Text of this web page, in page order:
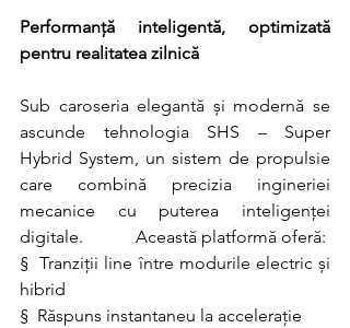
Performanță inteligentă, optimizată
pentru realitatea zilnică
Sub caroseria elegantă și modernă se
ascunde tehnologia SHS – Super
Hybrid System, un sistem de propulsie
care combină precizia ingineriei
mecanice cu puterea inteligenței
digitale.            Această platformă oferă:
§  Tranziții line între modurile electric și
hibrid
§  Răspuns instantaneu la accelerație